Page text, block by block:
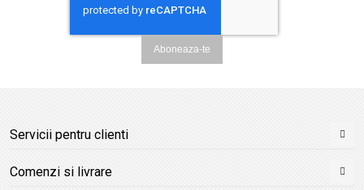
Aboneaza-te
Servicii pentru clienti
Comenzi si livrare